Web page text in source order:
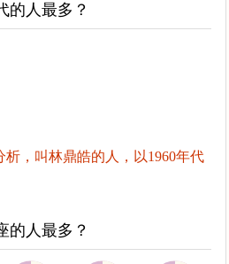
的人最多？
，叫林鼎皓的人，以1960年代
的人最多？